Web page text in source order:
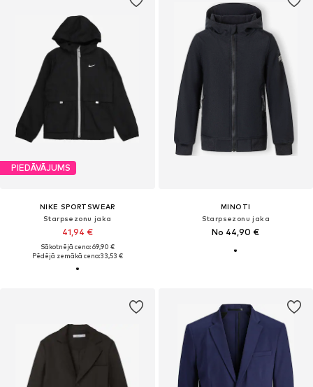
PIEDĀVĀJUMS
NIKE SPORTSWEAR
Starpsezonu jaka
41,94 €
Sākotnējā cena: 69,90 €
Pēdējā zemākā cena:33,53 €
MINOTI
Starpsezonu jaka
No 44,90 €